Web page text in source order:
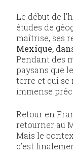
Le début de
études de
maîtrise, ses
Mexique,
Pendant des
paysans que
terre et qui
immense
Retour en
retourner au
Mais le
c’est